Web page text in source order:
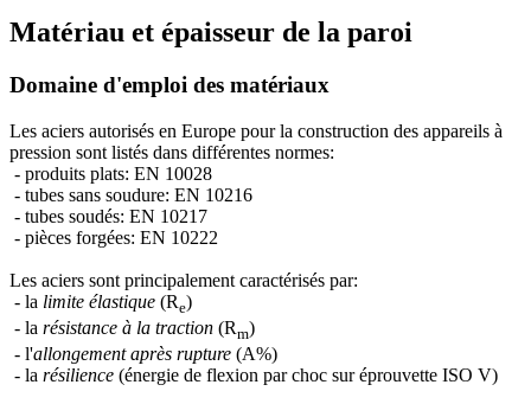
Matériau et épaisseur de la paroi
Domaine d'emploi des matériaux
Les aciers autorisés en Europe pour la construction des appareils à
pression sont listés dans différentes normes:
- produits plats: EN 10028
- tubes sans soudure: EN 10216
- tubes soudés: EN 10217
- pièces forgées: EN 10222
Les aciers sont principalement caractérisés par:
- la limite élastique (Re)
- la résistance à la traction (Rm)
- l'allongement après rupture (A%)
- la résilience (énergie de flexion par choc sur éprouvette ISO V)